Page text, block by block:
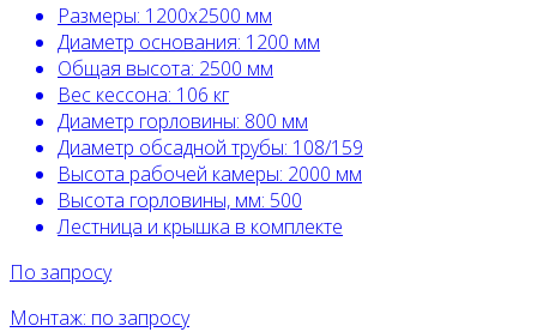
Размеры: 1200х2500 мм
Диаметр основания: 1200 мм
Общая высота: 2500 мм
Вес кессона: 106 кг
Диаметр горловины: 800 мм
Диаметр обсадной трубы: 108/159
Высота рабочей камеры: 2000 мм
Высота горловины, мм: 500
Лестница и крышка в комплекте
По запросу
Монтаж: по запросу